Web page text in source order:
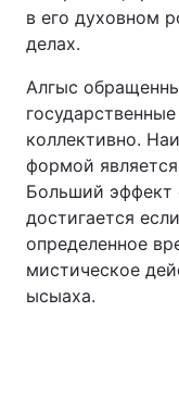
в его духовном
делах.
Алгыс
коллективно.
формой
Больший эффект
достигается
определенное
мистическое
ысыаха.